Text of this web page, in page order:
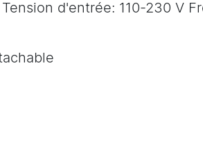
d'entrée: 110-230 V